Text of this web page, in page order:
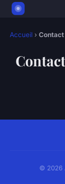
Accueil › Contact
Contact
© 2026